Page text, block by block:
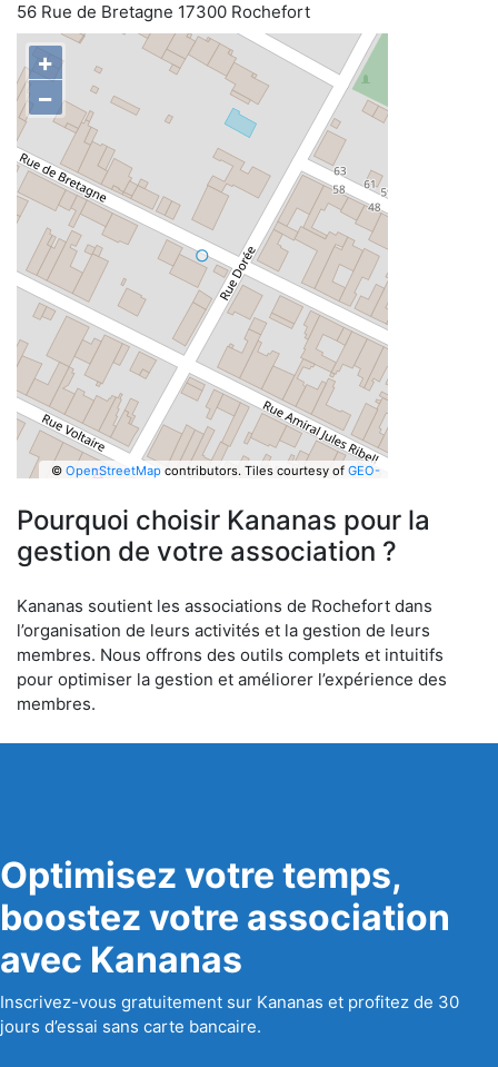
56 Rue de Bretagne 17300 Rochefort
+
−
© OpenStreetMapcontributors. Tiles courtesy of GEO-
Pourquoi choisir Kananas pour la
gestion de votre association ?
Kananas soutient les associations de Rochefort dans
l’organisation de leurs activités et la gestion de leurs
membres. Nous offrons des outils complets et intuitifs
pour optimiser la gestion et améliorer l’expérience des
membres.
Optimisez votre temps,
boostez votre association
avec Kananas
Inscrivez-vous gratuitement sur Kananas et profitez de 30
jours d’essai sans carte bancaire.